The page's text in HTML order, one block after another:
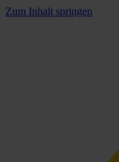
Zum Inhalt springen